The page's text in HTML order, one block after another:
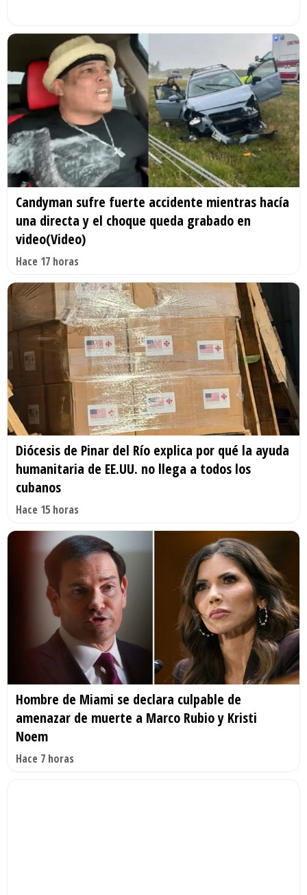
Candyman sufre fuerte accidente mientras hacía
una directa y el choque queda grabado en
video(Video)
Hace 17 horas
Diócesis de Pinar del Río explica por qué la ayuda
humanitaria de EE.UU. no llega a todos los
cubanos
Hace 15 horas
Hombre de Miami se declara culpable de
amenazar de muerte a Marco Rubio y Kristi
Noem
Hace 7 horas